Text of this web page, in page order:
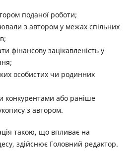
поданої роботи;
з автором у межах спільних
фінансову зацікавленість у
особистих чи родинних
конкурентами або раніше
з автором.
такою, що впливає на
здійснює Головний редактор.